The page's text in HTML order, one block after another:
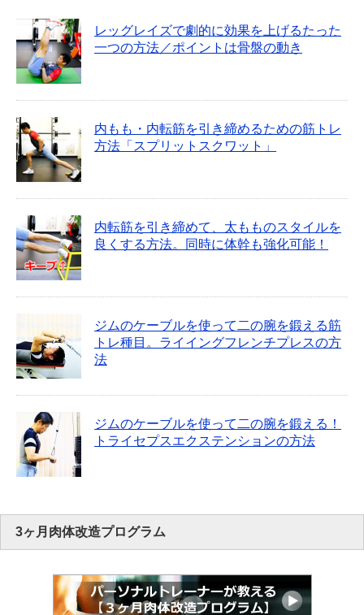
レッグレイズで劇的に効果を上げるたった
一つの方法／ポイントは骨盤の動き
内もも・内転筋を引き締めるための筋トレ
方法「スプリットスクワット」
内転筋を引き締めて、太もものスタイルを
良くする方法。同時に体幹も強化可能！
ジムのケーブルを使って二の腕を鍛える筋
トレ種目。ライイングフレンチプレスの方
法
ジムのケーブルを使って二の腕を鍛える！
トライセプスエクステンションの方法
3ヶ月肉体改造プログラム